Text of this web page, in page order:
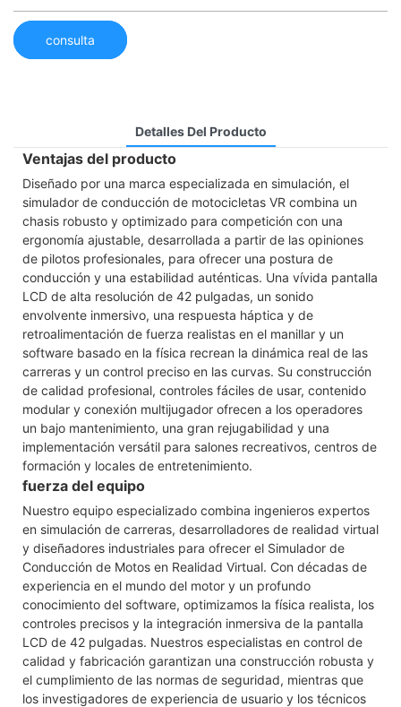
consulta
Detalles Del Producto
Ventajas del producto
Diseñado por una marca especializada en simulación, el
simulador de conducción de motocicletas VR combina un
chasis robusto y optimizado para competición con una
ergonomía ajustable, desarrollada a partir de las opiniones
de pilotos profesionales, para ofrecer una postura de
conducción y una estabilidad auténticas. Una vívida pantalla
LCD de alta resolución de 42 pulgadas, un sonido
envolvente inmersivo, una respuesta háptica y de
retroalimentación de fuerza realistas en el manillar y un
software basado en la física recrean la dinámica real de las
carreras y un control preciso en las curvas. Su construcción
de calidad profesional, controles fáciles de usar, contenido
modular y conexión multijugador ofrecen a los operadores
un bajo mantenimiento, una gran rejugabilidad y una
implementación versátil para salones recreativos, centros de
formación y locales de entretenimiento.
fuerza del equipo
Nuestro equipo especializado combina ingenieros expertos
en simulación de carreras, desarrolladores de realidad virtual
y diseñadores industriales para ofrecer el Simulador de
Conducción de Motos en Realidad Virtual. Con décadas de
experiencia en el mundo del motor y un profundo
conocimiento del software, optimizamos la física realista, los
controles precisos y la integración inmersiva de la pantalla
LCD de 42 pulgadas. Nuestros especialistas en control de
calidad y fabricación garantizan una construcción robusta y
el cumplimiento de las normas de seguridad, mientras que
los investigadores de experiencia de usuario y los técnicos